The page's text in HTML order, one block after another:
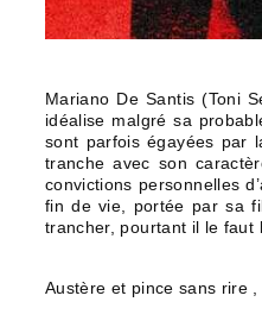
Mariano De Santis (Toni
idéalise malgré sa
sont parfois égayées par
tranche avec son
convictions personnelles
fin de vie, portée par sa
trancher, pourtant il le faut
Austère et pince sans rire